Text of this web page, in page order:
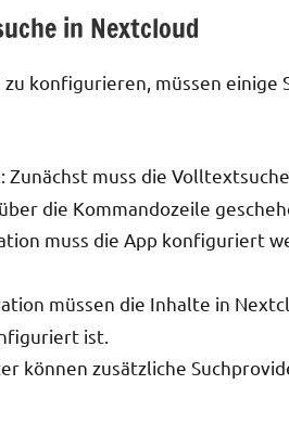
in Nextcloud
konfigurieren, müssen
: Zunächst muss die
die Kommandozeile
muss die App konfiguriert
müssen die Inhalte in
ist.
können zusätzliche